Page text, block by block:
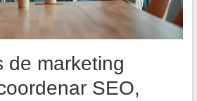
de marketing
SEO,